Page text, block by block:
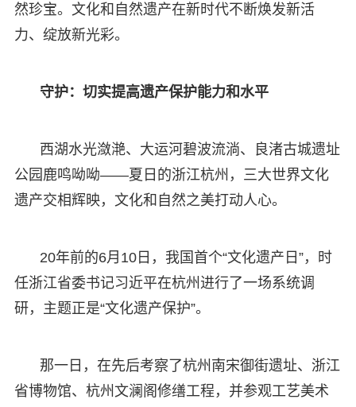
然珍宝。文化和自然遗产在新时代不断焕发新活
力、绽放新光彩。
守护：切实提高遗产保护能力和水平
西湖水光潋滟、大运河碧波流淌、良渚古城遗址
公园鹿鸣呦呦——夏日的浙江杭州，三大世界文化
遗产交相辉映，文化和自然之美打动人心。
20年前的6月10日，我国首个“文化遗产日”，时
任浙江省委书记习近平在杭州进行了一场系统调
研，主题正是“文化遗产保护”。
那一日，在先后考察了杭州南宋御街遗址、浙江
省博物馆、杭州文澜阁修缮工程，并参观工艺美术